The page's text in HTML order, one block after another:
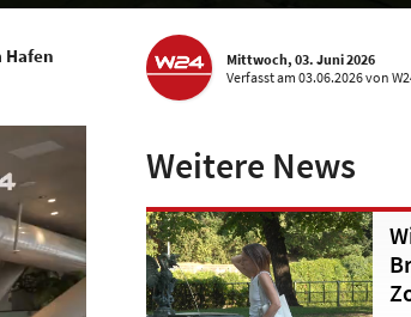
Hafen
Mittwoch, 03. Juni 2026
Verfasstam 03.06.2026von
Weitere News